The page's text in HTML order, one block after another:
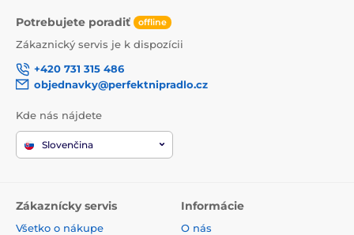
Potrebujete poradiť offline
Zákaznický servis je k dispozícii
+420 731 315 486
objednavky@perfektnipradlo.cz
Kde nás nájdete
Slovenčina
Zákaznícky servis
Všetko o nákupe
Informácie
O nás